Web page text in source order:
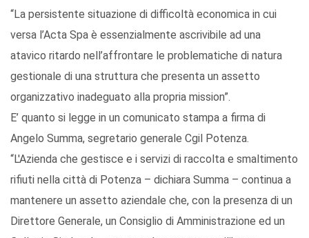
“La persistente situazione di difficoltà economica in cui
versa l’Acta Spa è essenzialmente ascrivibile ad una
atavico ritardo nell’affrontare le problematiche di natura
gestionale di una struttura che presenta un assetto
organizzativo inadeguato alla propria mission”.
E’ quanto si legge in un comunicato stampa a firma di
Angelo Summa, segretario generale Cgil Potenza.
“L'Azienda che gestisce e i servizi di raccolta e smaltimento
rifiuti nella città di Potenza – dichiara Summa – continua a
mantenere un assetto aziendale che, con la presenza di un
Direttore Generale, un Consiglio di Amministrazione ed un